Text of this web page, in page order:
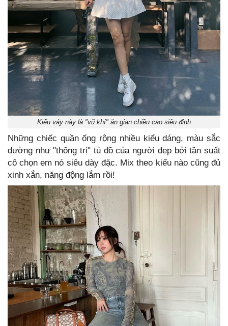
Kiểu váy này là "vũ khí" ăn gian chiều cao siêu đỉnh
Những chiếc quần ống rộng nhiều kiểu dáng, màu sắc
dường như "thống trị" tủ đồ của người đẹp bởi tần suất
cô chọn em nó siêu dày đặc. Mix theo kiểu nào cũng đủ
xinh xắn, năng động lắm rồi!